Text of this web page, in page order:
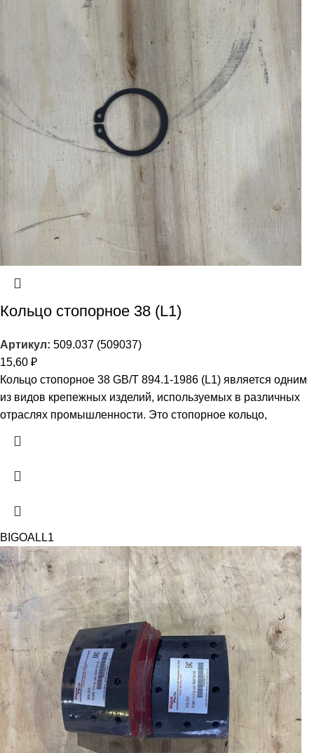
Кольцо стопорное 38 (L1)
Артикул: 509.037 (509037)
15,60 ₽
Кольцо стопорное 38 GB/T 894.1-1986 (L1) является одним
из видов крепежных изделий, используемых в различных
отраслях промышленности. Это стопорное кольцо,
BIGOAL L1